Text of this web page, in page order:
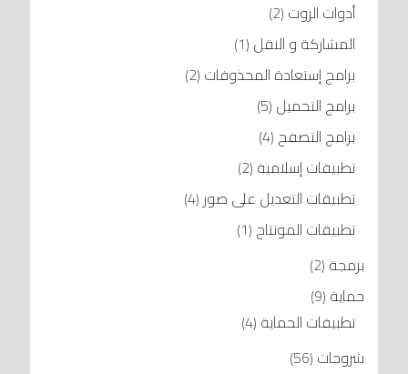
أدوات الروت (2)
المشاركة و النقل (1)
برامج إستعادة المحذوفات (2)
برامج التحميل (5)
برامج التصفح (4)
تطبيقات إسلامية (2)
تطبيقات التعديل على صور (4)
تطبيقات المونتاج (1)
برمجة (2)
حماية (9)
تطبيقات الحماية (4)
شروحات (56)